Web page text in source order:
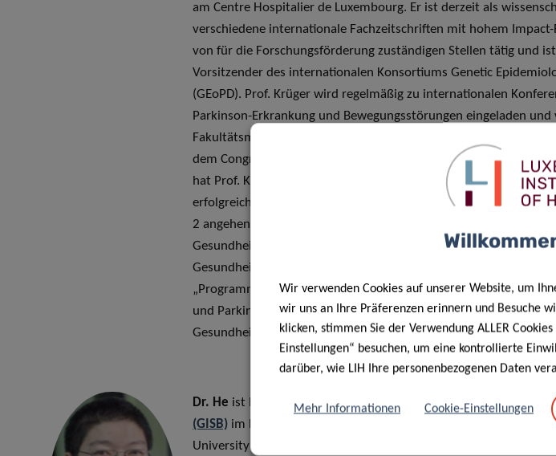
am Centre Hospitalier de Luxembourg. Er ist derzeit als
verschiedene internationale Fachzeitschriften mit hohem
von für die Forschungsförderung zuständigen Stellen tätig und
Vorsitzender des internationalen Konsortiums Genetic
(GEoPD). Prof. Krüger wird regelmäßig zu internationalen
Parkinson-Erkrankung und Bewegungsstörungen eingeladen und
Fakultätsmitglied auf der World Parkinson’s Conference (Kyoto,
dem Congress of the Movement Disorders Society (Nizza,
hat Prof. Krüger bereits 19 angehende Ärzte (MD) und
erfolgreichen Dissertation betreut und betreut derzeit 6
2 angehende Ärzte (MD) an der Universität Luxemburg. Seit
Gesundheitsministerium Prof. Krüger bei der Leitung integrierter
Gesundheitsversorgung neurodegenerativer Erkrankungen in
„Programme Démence Prévention“ (eine Initiative zur
und ParkinsonNet Luxembourg (ein Versorgungnetzwerk von
Gesundheitswesen für die Parkinson-Erkrankung).
Dr. He ist Principal Investigator und leitet dieGroup of Immune
(GISB) im Department of Infection and Immunity am LIH. Nach
University in Bioverfahrenstechnik (Biochemical Engineering)
Wir verwenden Cookies auf unserer Website, um
wir uns an Ihre Präferenzen erinnern und Besuche
klicken, stimmen Sie der Verwendung ALLER
Einstellungen“ besuchen, um eine kontrollierte
darüber, wie LIH Ihre personenbezogenen Daten
Mehr Informationen Cookie-Einstellungen